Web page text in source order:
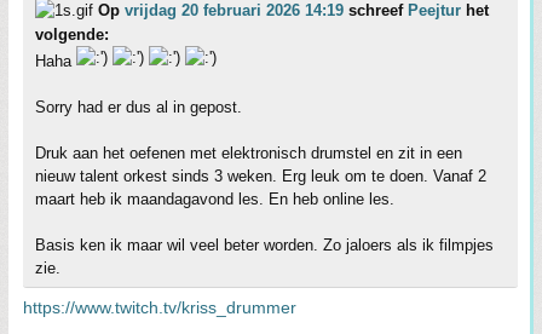
Op vrijdag 20 februari 2026 14:19 schreef Peejtur het
volgende:
Haha
Sorry had er dus al in gepost.
Druk aan het oefenen met elektronisch drumstel en zit in een
nieuw talent orkest sinds 3 weken. Erg leuk om te doen. Vanaf 2
maart heb ik maandagavond les. En heb online les.
Basis ken ik maar wil veel beter worden. Zo jaloers als ik filmpjes
zie.
https://www.twitch.tv/kriss_drummer